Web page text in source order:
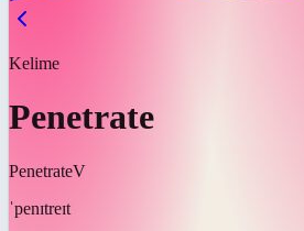
Kelime
Penetrate
PenetrateV
ˈpenɪtreɪt